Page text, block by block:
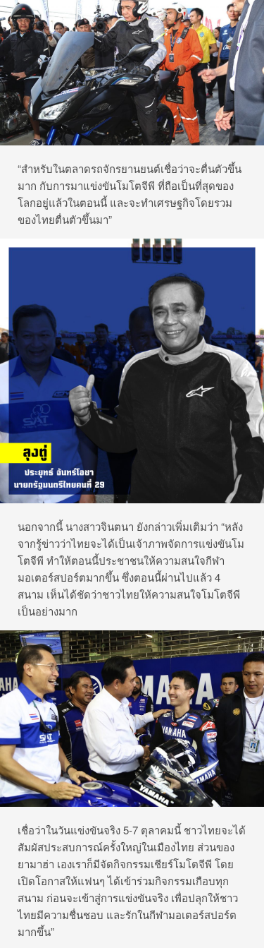
“สำหรับในตลาดรถจักรยานยนต์เชื่อว่าจะตื่นตัวขึ้น
มาก กับการมาแข่งขันโมโตจีพี ที่ถือเป็นที่สุดของ
โลกอยู่แล้วในตอนนี้ และจะทำเศรษฐกิจโดยรวม
ของไทยตื่นตัวขึ้นมา”
นอกจากนี้ นางสาวจินตนา ยังกล่าวเพิ่มเติมว่า “หลัง
จากรู้ข่าวว่าไทยจะได้เป็นเจ้าภาพจัดการแข่งขันโม
โตจีพี ทำให้ตอนนี้ประชาชนให้ความสนใจกีฬา
มอเตอร์สปอร์ตมากขึ้น ซึ่งตอนนี้ผ่านไปแล้ว 4
สนาม เห็นได้ชัดว่าชาวไทยให้ความสนใจโมโตจีพี
เป็นอย่างมาก
เชื่อว่าในวันแข่งขันจริง 5-7 ตุลาคมนี้ ชาวไทยจะได้
สัมผัสประสบการณ์ครั้งใหญ่ในเมืองไทย ส่วนของ
ยามาฮ่า เองเราก็มีจัดกิจกรรมเชียร์โมโตจีพี โดย
เปิดโอกาสให้แฟนๆ ได้เข้าร่วมกิจกรรมเกือบทุก
สนาม ก่อนจะเข้าสู่การแข่งขันจริง เพื่อปลุกให้ชาว
ไทยมีความชื่นชอบ และรักในกีฬามอเตอร์สปอร์ต
มากขึ้น”